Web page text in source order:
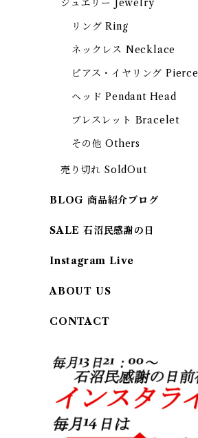
ジュエリー Jewelry
リング Ring
ネックレス Necklace
ピアス・イヤリング Pierce
ヘッド Pendant Head
ブレスレット Bracelet
その他 Others
売り切れ SoldOut
BLOG 商品紹介ブログ
SALE 石沼民感謝の日
Instagram Live
ABOUT US
CONTACT